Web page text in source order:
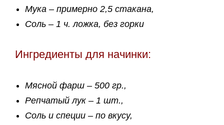
Мука – примерно 2,5 стакана,
Соль – 1 ч. ложка, без горки
Ингредиенты для начинки:
Мясной фарш – 500 гр.,
Репчатый лук – 1 шт.,
Соль и специи – по вкусу,